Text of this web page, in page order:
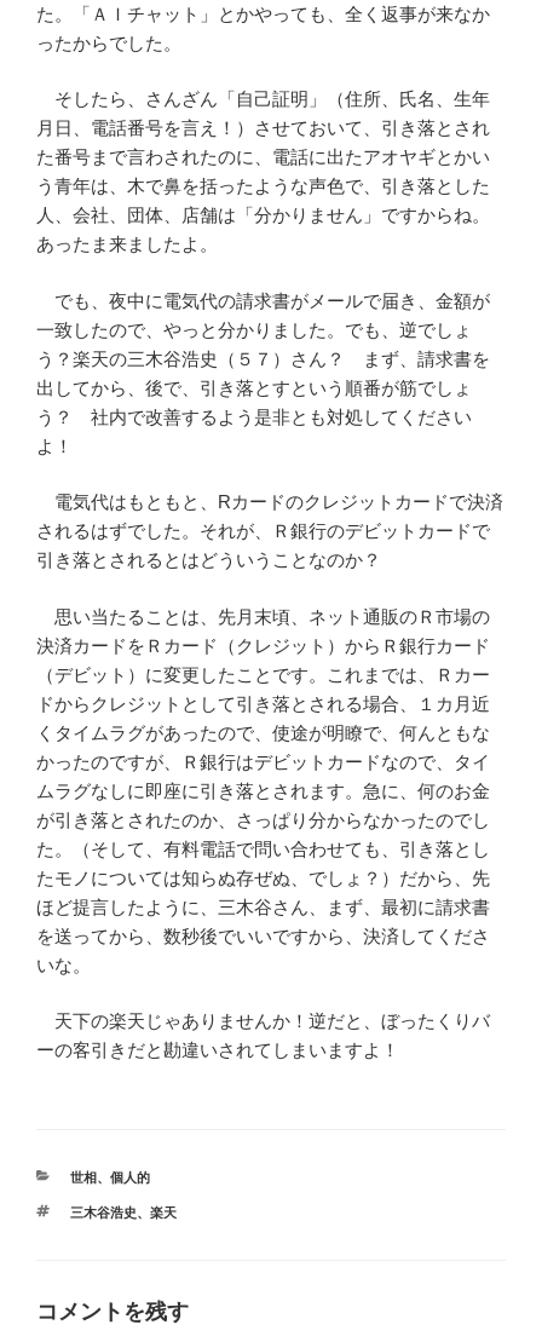
た。「ＡＩチャット」とかやっても、全く返事が来なか
ったからでした。
そしたら、さんざん「自己証明」（住所、氏名、生年
月日、電話番号を言え！）させておいて、引き落とされ
た番号まで言わされたのに、電話に出たアオヤギとかい
う青年は、木で鼻を括ったような声色で、引き落とした
人、会社、団体、店舗は「分かりません」ですからね。
あったま来ましたよ。
でも、夜中に電気代の請求書がメールで届き、金額が
一致したので、やっと分かりました。でも、逆でしょ
う？楽天の三木谷浩史（５７）さん？ まず、請求書を
出してから、後で、引き落とすという順番が筋でしょ
う？ 社内で改善するよう是非とも対処してください
よ！
電気代はもともと、Rカードのクレジットカードで決済
されるはずでした。それが、Ｒ銀行のデビットカードで
引き落とされるとはどういうことなのか？
思い当たることは、先月末頃、ネット通販のＲ市場の
決済カードをＲカード（クレジット）からＲ銀行カード
（デビット）に変更したことです。これまでは、Ｒカー
ドからクレジットとして引き落とされる場合、１カ月近
くタイムラグがあったので、使途が明瞭で、何んともな
かったのですが、Ｒ銀行はデビットカードなので、タイ
ムラグなしに即座に引き落とされます。急に、何のお金
が引き落とされたのか、さっぱり分からなかったのでし
た。（そして、有料電話で問い合わせても、引き落とし
たモノについては知らぬ存ぜぬ、でしょ？）だから、先
ほど提言したように、三木谷さん、まず、最初に請求書
を送ってから、数秒後でいいですから、決済してくださ
いな。
天下の楽天じゃありませんか！逆だと、ぼったくりバ
ーの客引きだと勘違いされてしまいますよ！
カ
ゴ
世相、 個人的
タ
三木谷浩史、 楽天
コメントを残す